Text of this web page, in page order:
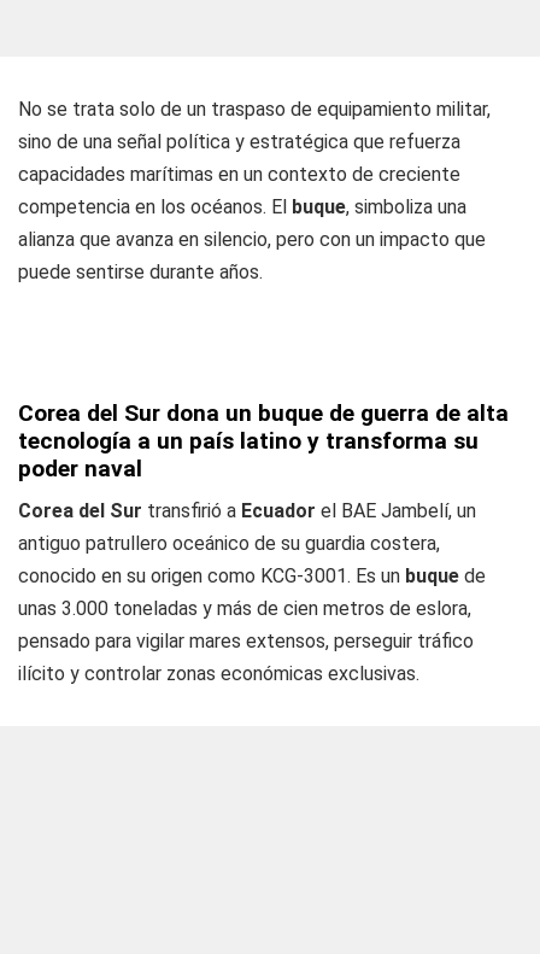
No se trata solo de un traspaso de equipamiento militar,
sino de una señal política y estratégica que refuerza
capacidades marítimas en un contexto de creciente
competencia en los océanos. El buque, simboliza una
alianza que avanza en silencio, pero con un impacto que
puede sentirse durante años.
Corea del Sur dona un buque de guerra de alta
tecnología a un país latino y transforma su
poder naval
Corea del Sur transfirió a Ecuador el BAE Jambelí, un
antiguo patrullero oceánico de su guardia costera,
conocido en su origen como KCG-3001. Es un buque de
unas 3.000 toneladas y más de cien metros de eslora,
pensado para vigilar mares extensos, perseguir tráfico
ilícito y controlar zonas económicas exclusivas.